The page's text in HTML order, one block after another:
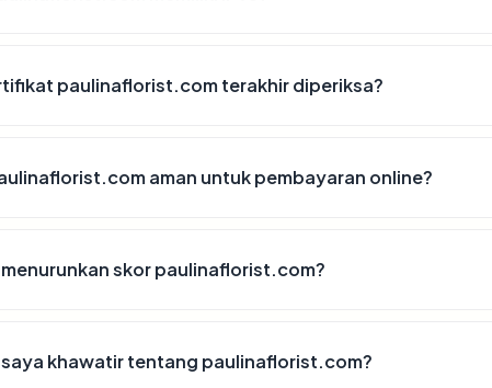
paulinaflorist.com terakhir diperiksa?
aman untuk pembayaran online?
skor paulinaflorist.com?
saya khawatir tentang paulinaflorist.com?